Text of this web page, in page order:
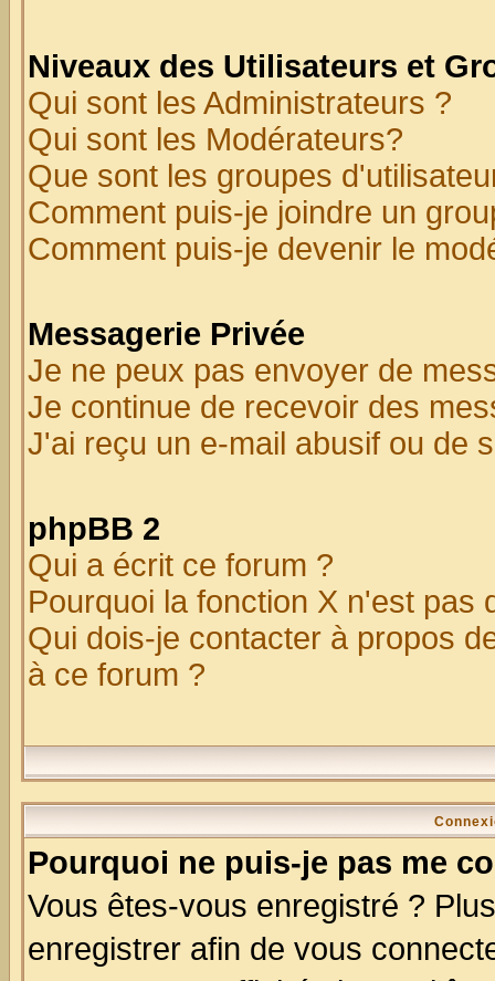
Niveaux des Utilisateurs et
Qui sont les Administrateurs ?
Qui sont les Modérateurs?
Que sont les groupes
Comment puis-je joindre un
Comment puis-je devenir le
Messagerie Privée
Je ne peux pas envoyer de
Je continue de recevoir des
J'ai reçu un e-mail abusif ou de
phpBB 2
Qui a écrit ce forum ?
Pourquoi la fonction X n'est pas
Qui dois-je contacter à propos
à ce forum ?
Pourquoi ne puis-je pas me
Vous êtes-vous enregistré ?
enregistrer afin de vous